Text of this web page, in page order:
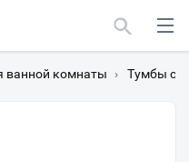
ванной комнаты › Тумбы с